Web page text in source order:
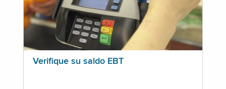
Verifique su saldo EBT